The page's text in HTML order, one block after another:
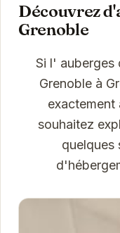
Découvrez
Grenoble
Si l' auberges
Grenoble à
exactement
souhaitez
quelques